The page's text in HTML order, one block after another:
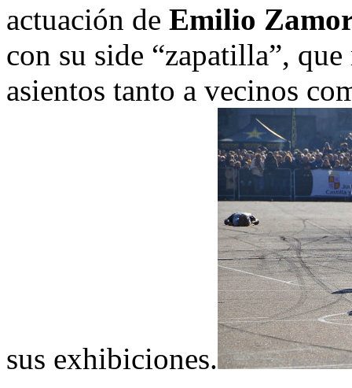
actuación de Emilio
con su side “zapatilla”,
asientos tanto a vecinos
sus exhibiciones.